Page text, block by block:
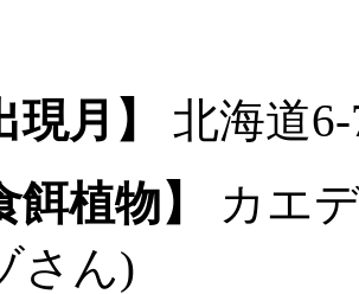
現月】
北海道
餌植物】
カエ
さん)